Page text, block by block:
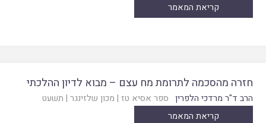
קריאת המאמר
חזרה מהסכמה לתרומת מח עצם – מבוא לדיון ההלכתי
הרב ד"ר מרדכי הלפרין ספר אסיא טז | מכון שלזינגר | תשעט
קריאת המאמר